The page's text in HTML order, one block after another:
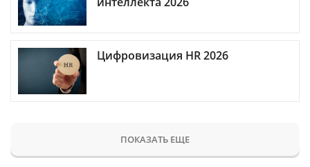
Цифровизация HR 2026
ПОКАЗАТЬ ЕЩЕ